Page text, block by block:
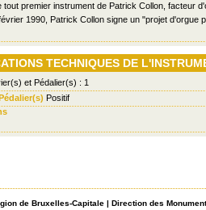
tout premier instrument de Patrick Collon, facteur
1990, Patrick Collon signe un "projet d'orgue
TECHNIQUES DE
et Pédalier(s) : 1
Positif
de Bruxelles-Capitale | Direction des